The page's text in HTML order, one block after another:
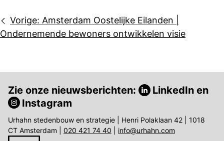
Bericht
navigatie
Vorige: Amsterdam Oostelijke Eilanden |
Ondernemende bewoners ontwikkelen visie
Zie onze nieuwsberichten: LinkedIn en
Instagram
Urhahn stedenbouw en strategie | Henri Polaklaan 42 | 1018
CT Amsterdam | 020 421 74 40 info@urhahn.com